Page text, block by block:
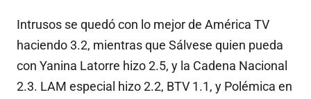
Intrusos se quedó con lo mejor de América TV
haciendo 3.2, mientras que Sálvese quien pueda
con Yanina Latorre hizo 2.5, y la Cadena Nacional
2.3. LAM especial hizo 2.2, BTV 1.1, y Polémica en